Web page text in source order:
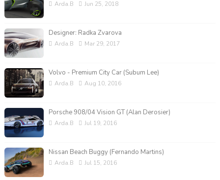
Arda.B Jun 25, 2018
Designer: Radka Zvarova
Arda.B Mar 29, 2017
Volvo - Premium City Car (Subum Lee)
Arda.B Aug 10, 2016
Porsche 908/04 Vision GT (Alan Derosier)
Arda.B Jul 19, 2016
Nissan Beach Buggy (Fernando Martins)
Arda.B Jul 15, 2016